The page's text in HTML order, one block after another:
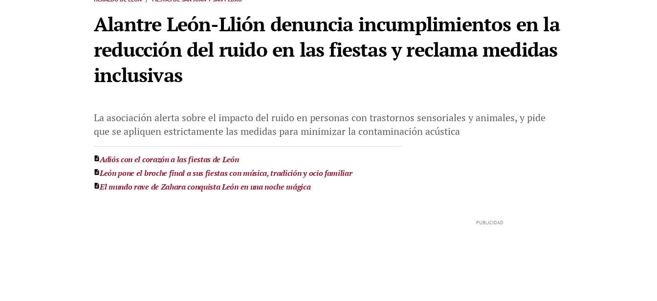
Alantre León-Llión denuncia incumplimientos en la
reducción del ruido en las fiestas y reclama medidas
inclusivas
La asociación alerta sobre el impacto del ruido en personas con trastornos sensoriales y animales, y pide
que se apliquen estrictamente las medidas para minimizar la contaminación acústica
Adiós con el corazón a las fiestas de León
León pone el broche final a sus fiestas con música, tradición y ocio familiar
El mundo rave de Zahara conquista León en una noche mágica